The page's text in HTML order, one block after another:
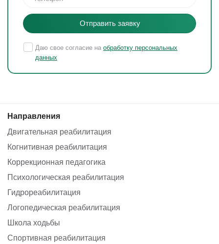
Отправить заявку
Даю свое согласие на обработку персональных
данных
Направления
Двигательная реабилитация
Когнитивная реабилитация
Коррекционная педагогика
Психологическая реабилитация
Гидрореабилитация
Логопедическая реабилитация
Школа ходьбы
Спортивная реабилитация